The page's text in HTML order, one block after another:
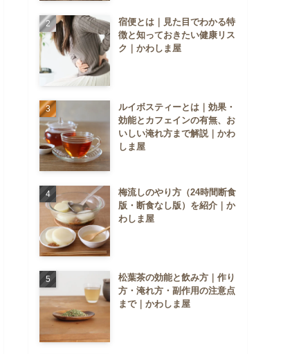
宿便とは｜見た目でわかる特
徴と知っておきたい健康リス
ク｜かわしま屋
ルイボスティーとは｜効果・
効能とカフェインの有無、お
いしい淹れ方まで解説｜かわ
しま屋
梅流しのやり方（24時間断食
版・断食なし版）を紹介｜か
わしま屋
松葉茶の効能と飲み方｜作り
方・淹れ方・副作用の注意点
まで｜かわしま屋